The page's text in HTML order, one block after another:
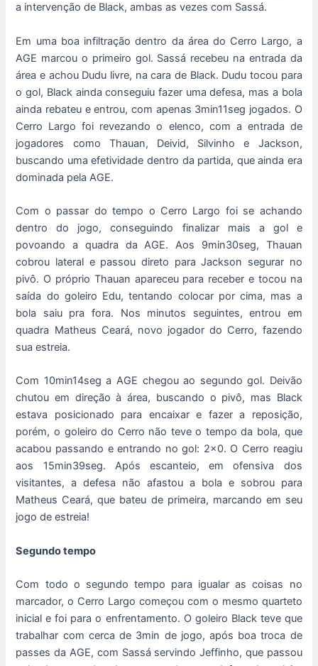
a intervenção de Black, ambas as vezes com Sassá.
Em uma boa infiltração dentro da área do Cerro Largo, a
AGE marcou o primeiro gol. Sassá recebeu na entrada da
área e achou Dudu livre, na cara de Black. Dudu tocou para
o gol, Black ainda conseguiu fazer uma defesa, mas a bola
ainda rebateu e entrou, com apenas 3min11seg jogados. O
Cerro Largo foi revezando o elenco, com a entrada de
jogadores como Thauan, Deivid, Silvinho e Jackson,
buscando uma efetividade dentro da partida, que ainda era
dominada pela AGE.
Com o passar do tempo o Cerro Largo foi se achando
dentro do jogo, conseguindo finalizar mais a gol e
povoando a quadra da AGE. Aos 9min30seg, Thauan
cobrou lateral e passou direto para Jackson segurar no
pivô. O próprio Thauan apareceu para receber e tocou na
saída do goleiro Edu, tentando colocar por cima, mas a
bola saiu pra fora. Nos minutos seguintes, entrou em
quadra Matheus Ceará, novo jogador do Cerro, fazendo
sua estreia.
Com 10min14seg a AGE chegou ao segundo gol. Deivão
chutou em direção à área, buscando o pivô, mas Black
estava posicionado para encaixar e fazer a reposição,
porém, o goleiro do Cerro não teve o tempo da bola, que
acabou passando e entrando no gol: 2×0. O Cerro reagiu
aos 15min39seg. Após escanteio, em ofensiva dos
visitantes, a defesa não afastou a bola e sobrou para
Matheus Ceará, que bateu de primeira, marcando em seu
jogo de estreia!
Segundo tempo
Com todo o segundo tempo para igualar as coisas no
marcador, o Cerro Largo começou com o mesmo quarteto
inicial e foi para o enfrentamento. O goleiro Black teve que
trabalhar com cerca de 3min de jogo, após boa troca de
passes da AGE, com Sassá servindo Jeffinho, que passou